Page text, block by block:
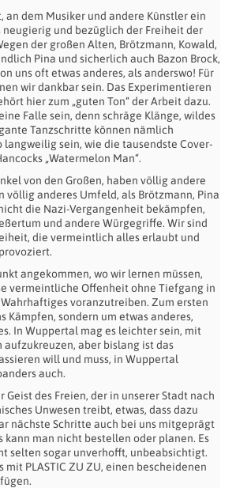
an dem Musiker und andere Künstler ein
neugierig und bezüglich der Freiheit der
der großen Alten, Brötzmann, Kowald,
Pina und sicherlich auch Bazon Brock,
uns oft etwas anderes, als anderswo! Für
wir dankbar sein. Das Experimentieren
hier zum „guten Ton“ der Arbeit dazu.
Falle sein, denn schräge Klänge, wildes
Tanzschritte können nämlich
langweilig sein, wie die tausendste Cover-
„Watermelon Man“.
von den Großen, haben völlig andere
völlig anderes Umfeld, als Brötzmann, Pina
die Nazi-Vergangenheit bekämpfen,
und andere Würgegriffe. Wir sind
die vermeintlich alles erlaubt und
angekommen, wo wir lernen müssen,
vermeintliche Offenheit ohne Tiefgang in
voranzutreiben. Zum ersten
Kämpfen, sondern um etwas anderes,
In Wuppertal mag es leichter sein, mit
aber bislang ist das
will und muss, in Wuppertal
auch.
des Freien, der in unserer Stadt nach
Unwesen treibt, etwas, dass dazu
nächste Schritte auch bei uns mitgeprägt
kann man nicht bestellen oder planen. Es
selten sogar unverhofft, unbeabsichtigt.
PLASTIC ZU ZU, einen bescheidenen